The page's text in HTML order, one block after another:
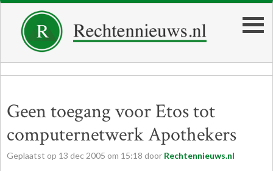
Geen toegang voor Etos tot
computernetwerk Apothekers
Geplaatst op 13 dec 2005 om 15:18 door Rechtennieuws.nl